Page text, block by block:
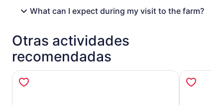
What can I expect during my visit to the farm?
Otras actividades
recomendadas